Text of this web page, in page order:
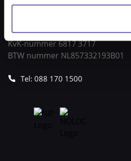
1114 AJ Amsterdam
Openingstijden: 08.30 – 17.30 uur
KvK-nummer 6817 3717
BTW nummer NL857332193B01
Tel: 088 170 1500